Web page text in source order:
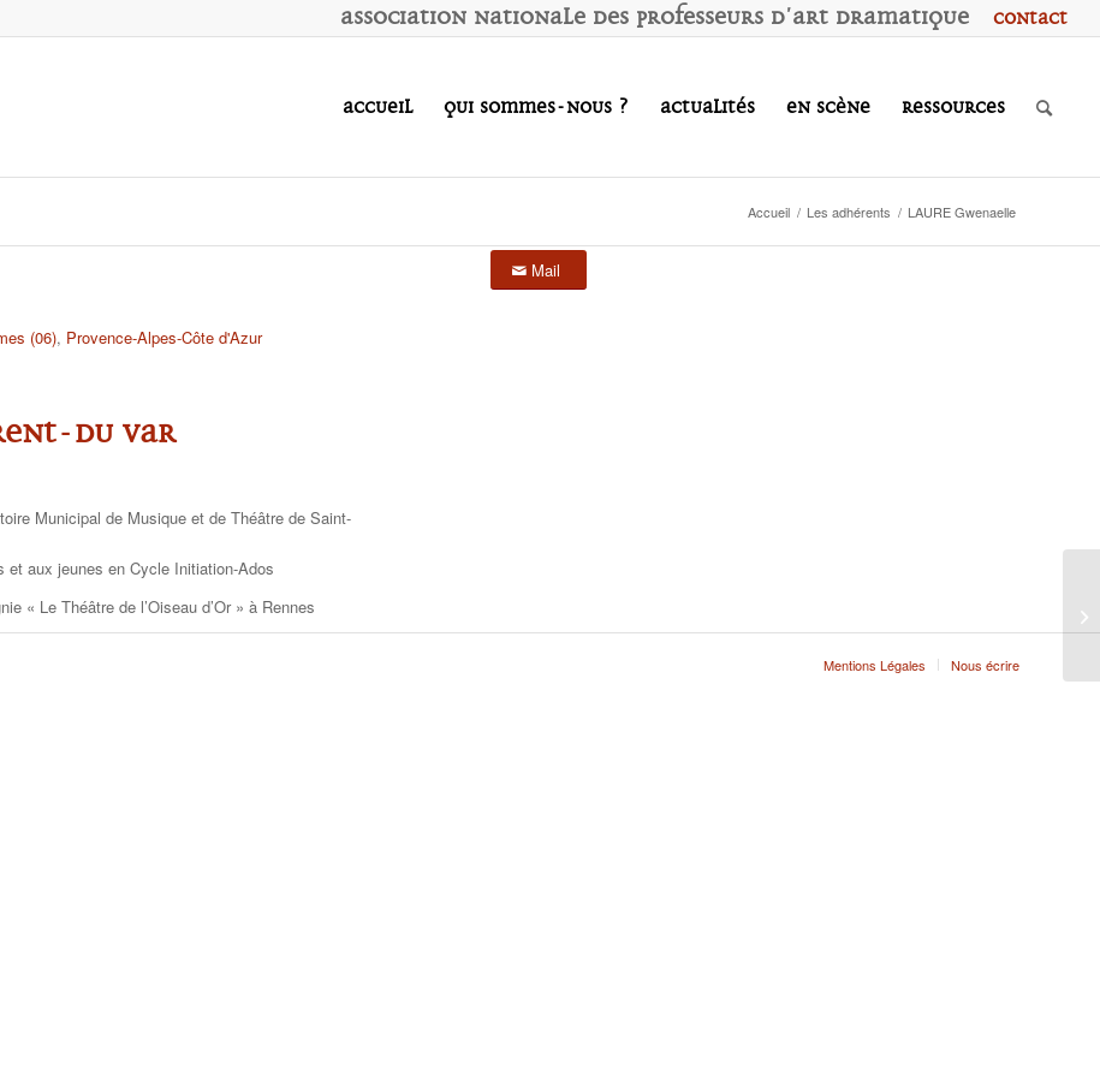
Contact
Association Nationale des Professeurs d'Art Dramatique
Accueil Qui sommes-nous ? Actualités En scène Ressources
Accueil / Les adhérents / LAURE Gwenaelle
(06), Provence-Alpes-Côte d'Azur
du Var
Municipal de Musique et de Théâtre de Saint-
et aux jeunes en Cycle Initiation-Ados
« Le Théâtre de l’Oiseau d’Or » à Rennes
Mail
Mentions Légales Nous écrire